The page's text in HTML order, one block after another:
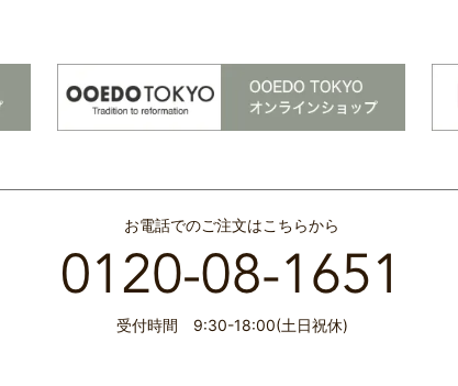
お電話でのご注文はこちらから
受付時間 9:30-18:00(土日祝休)